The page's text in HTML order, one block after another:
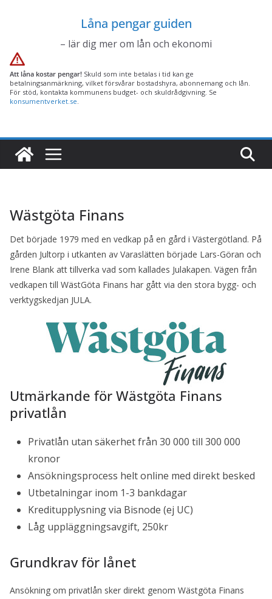
Låna pengar guiden
– lär dig mer om lån och ekonomi
Att låna kostar pengar! Skuld som inte betalas i tid kan ge
betalningsanmärkning, vilket försvårar bostadshyra, abonnemang och lån.
För stöd, kontakta kommunens budget- och skuldrådgivning. Se
konsumentverket.se.
Wästgöta Finans
Det började 1979 med en vedkap på en gård i Västergötland. På
gården Jultorp i utkanten av Varaslätten började Lars-Göran och
Irene Blank att tillverka vad som kallades Julakapen. Vägen från
vedkapen till WästGöta Finans har gått via den stora bygg- och
verktygskedjan JULA.
Utmärkande för Wästgöta Finans
privatlån
Privatlån utan säkerhet från 30 000 till 300 000
kronor
Ansökningsprocess helt online med direkt besked
Utbetalningar inom 1-3 bankdagar
Kreditupplysning via Bisnode (ej UC)
Låg uppläggningsavgift, 250kr
Grundkrav för lånet
Ansökning om privatlån sker direkt genom Wästgöta Finans